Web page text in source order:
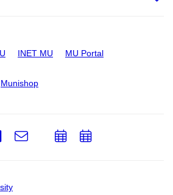
INET MU MU Portal
Munishop
LinkedIn
e-
Email
AddAdd